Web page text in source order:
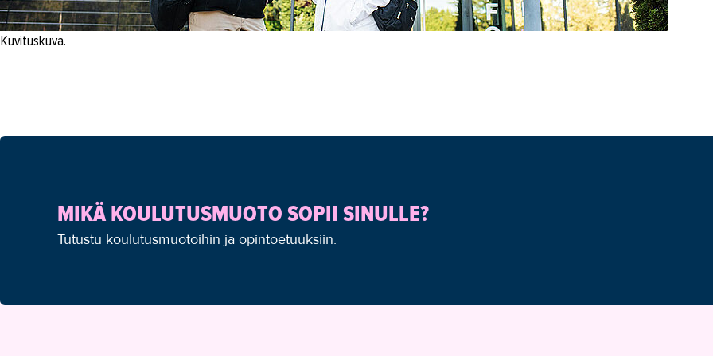
Kuvituskuva.
MIKÄ KOULUTUSMUOTO SOPII SINULLE?
Tutustu koulutusmuotoihin ja opintoetuuksiin.